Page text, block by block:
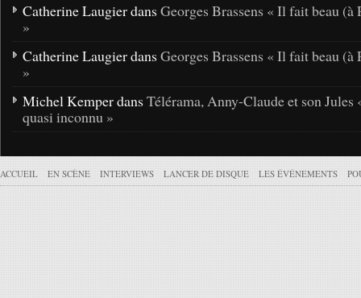
Catherine Laugier dans Georges Brassens « Il fait beau (à
»
Catherine Laugier dans Georges Brassens « Il fait beau (à
»
Michel Kemper dans Télérama, Anny-Claude et son Jules
quasi inconnu »
ACCUEIL EN SCÈNE INTERVIEWS LANCER DE DISQUE LES ÉVÉNEMENTS